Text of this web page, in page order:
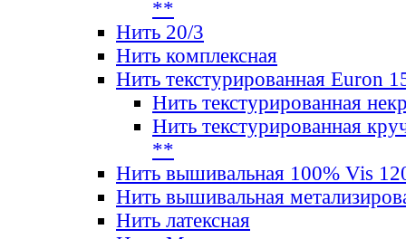
**
Нить 20/3
Нить комплексная
Нить текстурированная Euron
Нить текстурированная
Нить текстурированная
**
Нить вышивальная 100% Vis
Нить вышивальная
Нить латексная